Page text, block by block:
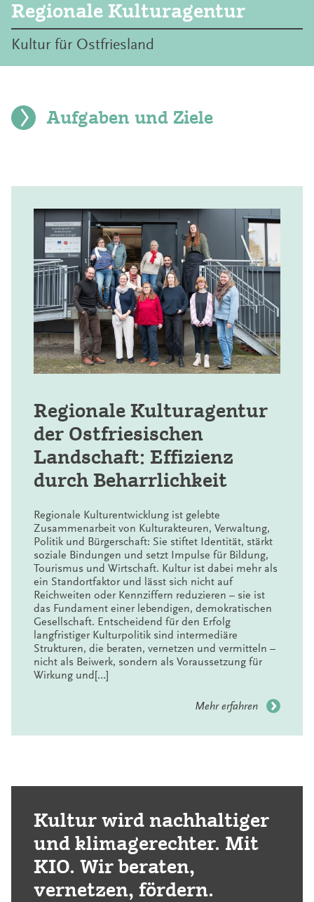
Regionale Kulturagentur
Kultur für Ostfriesland
Aufgaben und Ziele
Kulturagentur, geht zurück auf den 7. Februar 1991.
finanziell gefördert, hat sie das Ziel, den
Kulturtourismus in der Region zu stärken.
Die Kernaufgaben der Regionalen Kulturagentur
umfassen heute das gesamte Spektrum kultureller
Arbeit für Ostfriesland. Die Kulturagentur fördert und
verbessert die kulturelle Infrastruktur Ostfrieslands,
sie sucht vorhandene Aktivitäten zu bestärken und
neue Initiativen zu fördern. Dafür entwickelt sie
regionale Kulturprojekte und führt sie in vielfältigen
Kooperationen durch. Ein Schwerpunkt der laufenden
Tätigkeiten ist die Beratung und Unterstützung der
Vertreter aller Kultursparten. Hierbei werden neue
Suche nach Fördergeldern wird Hilfe geleistet.
Die Kulturagentur vernetzt, unterstützt und berät
fachlich alle Kulturschaffenden und -anbieter in der
Region und fördert gleichzeitig ehrenamtliches
Engagement in der Kultur.
Beziehung bringen:KultinO,Kulturnetzwerk
Ostfriesland, Jüdisches Leben ,Literarisches
Polymer Ostfriesland
Projektberatung: Inhalte, Organisation,
Finanzierung
Projektdurchführung
Förderberatung:Regionale Kulturförderung
sowie externeFörderprogramme
Sammlungen:Graphothek ,Kostümfundus
Veranstaltungen
Publikationen
Regionale Kulturagentur
der Ostfriesischen
Landschaft: Effizienz
durch Beharrlichkeit
Regionale Kulturentwicklung ist gelebte
Zusammenarbeit von Kulturakteuren, Verwaltung,
Politik und Bürgerschaft: Sie stiftet Identität, stärkt
soziale Bindungen und setzt Impulse für Bildung,
Tourismus und Wirtschaft. Kultur ist dabei mehr als
ein Standortfaktor und lässt sich nicht auf
Reichweiten oder Kennziffern reduzieren – sie ist
das Fundament einer lebendigen, demokratischen
Gesellschaft. Entscheidend für den Erfolg
langfristiger Kulturpolitik sind intermediäre
Strukturen, die beraten, vernetzen und vermitteln –
nicht als Beiwerk, sondern als Voraussetzung für
Wirkung und[…]
Mehr erfahren
Kultur wird nachhaltiger
und klimagerechter. Mit
KIO. Wir beraten,
vernetzen, fördern.